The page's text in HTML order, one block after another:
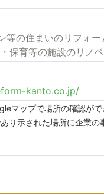
等の住まいのリフォー
保育等の施設のリノ
kanto.co.jp/
マップで場所の確認がで
り示された場所に企業の